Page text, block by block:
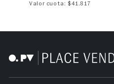
Valor cuota: $41.817